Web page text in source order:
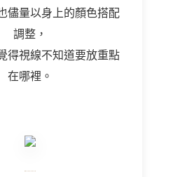
儘量以身上的顏色搭配
調整，
得視線不知道要放重點
在哪裡。